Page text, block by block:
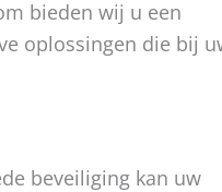
bieden wij u een
oplossingen die bij
beveiliging kan uw